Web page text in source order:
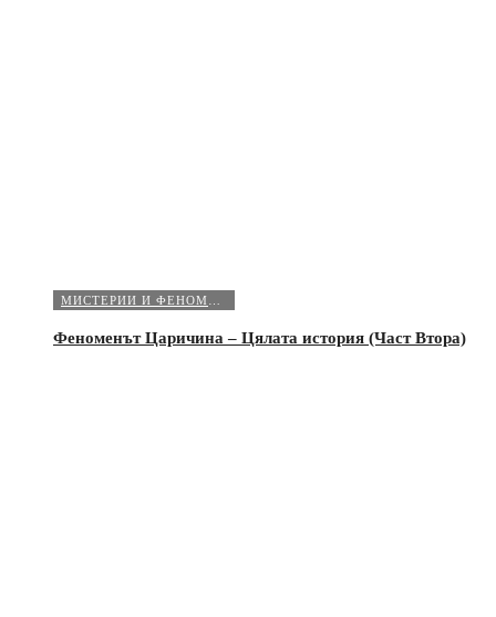
Феноменът Царичина – Цялата история (Част Втора)